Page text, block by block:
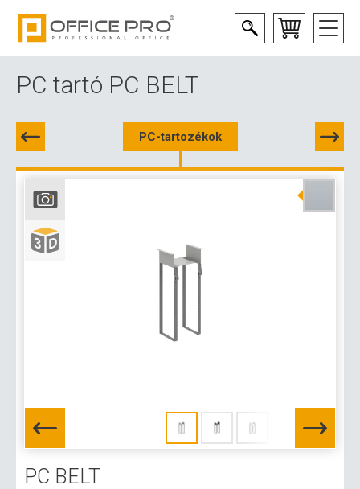
PC tartó PC BELT
PC-tartozékok
PC BELT